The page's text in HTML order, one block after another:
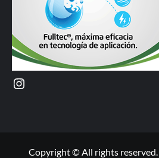
Instagram
Copyright © All rights reserved.